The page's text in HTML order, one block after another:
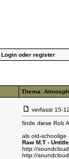
Login oder register
Thema:
verfasst 15-
finde diese Rob
als old-schoolige
Raw M.T -
http://
http://